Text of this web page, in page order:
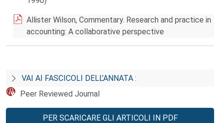
Allister Wilson, Commentary. Research and practice in
accounting: A collaborative perspective
VAI AI FASCICOLI DELL’ANNATA :
Peer Reviewed Journal
PER SCARICARE GLI ARTICOLI IN PDF